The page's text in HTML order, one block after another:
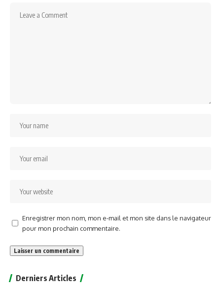
Enregistrer mon nom, mon e-mail et mon site dans le navigateur
pour mon prochain commentaire.
Derniers Articles